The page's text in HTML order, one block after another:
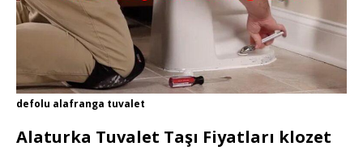
defolu alafranga tuvalet
Alaturka Tuvalet Taşı Fiyatları klozet